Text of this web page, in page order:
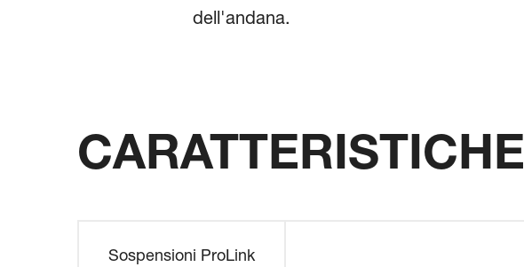
dell'andana.
CARATTERISTICHE
Sospensioni ProLink